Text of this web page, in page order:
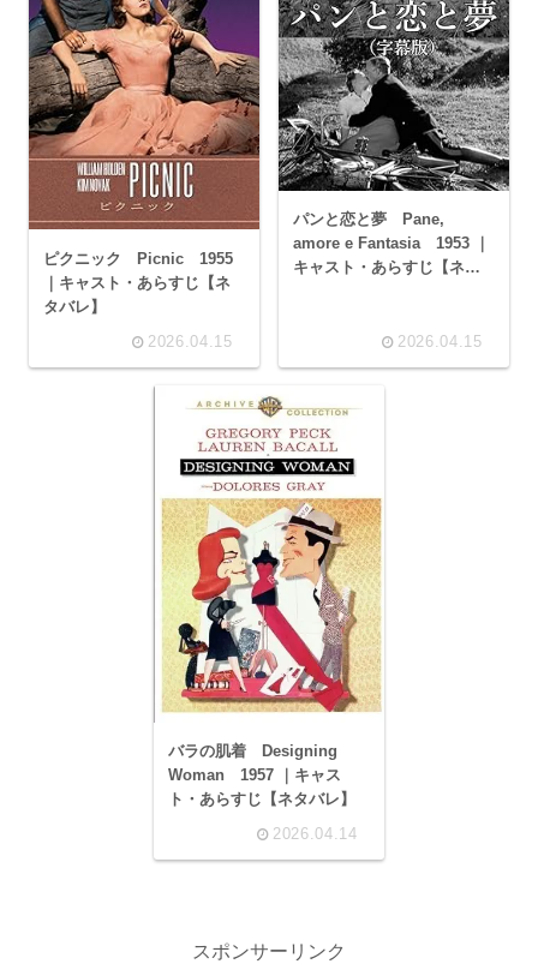
ピクニック Picnic 1955
｜キャスト・あらすじ【ネ
タバレ】
2026.04.15
パンと恋と夢 Pane,
amore e Fantasia 1953 ｜
キャスト・あらすじ【ネタ
2026.04.15
バラの肌着 Designing
Woman 1957 ｜キャス
ト・あらすじ【ネタバレ】
2026.04.14
スポンサーリンク